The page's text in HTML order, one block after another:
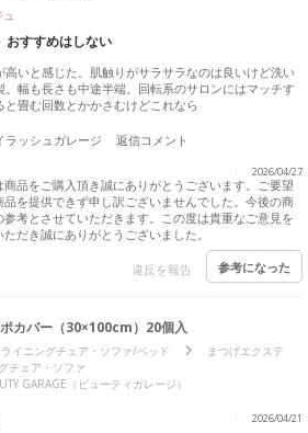
ュ
おすすめはしない
高いと感じた。肌触りがサラサラなのは良いけど洗い
。幅も長さも中途半端。回転系のサロンにはマッチす
と畳む回数とかかさむけどこれなら
ラッシュガレージ 返信コメント
2026/04/27
商品をご購入頂き誠にありがとうございます。ご要望
品を提供できず申し訳ございませんでした。今後の商
参考とさせていただきます。この度は貴重なご意見を
ただき誠にありがとうございました。
違反を報告 参考になった
カバー（30×100cm）20個入
ライニングチェア・ソファ/ベッド
まつげエクステ
チェア・ソファ
GARAGE（ビューティガレージ）
2026/04/21